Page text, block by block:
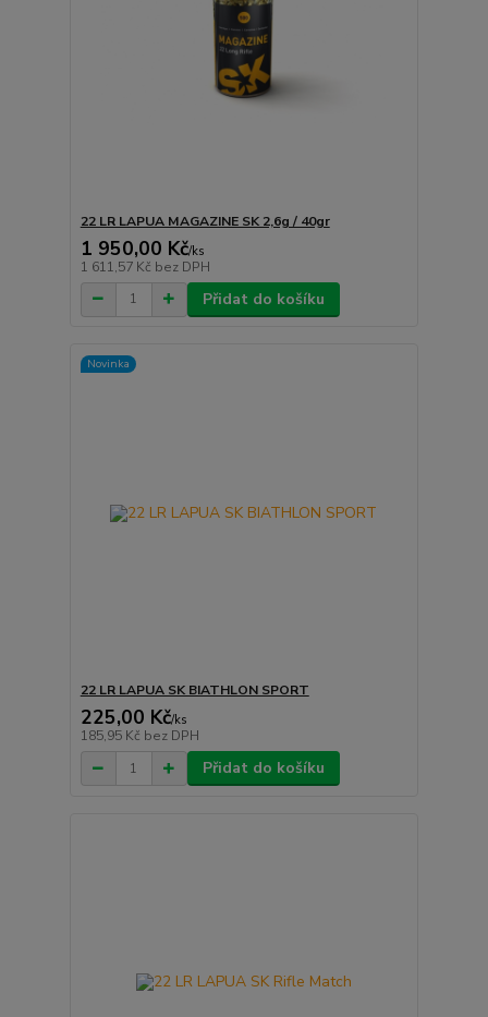
22 LR LAPUA MAGAZINE SK 2,6g / 40gr
1 950,00 Kč/ks
1 611,57 Kč bez DPH
Přidat do košíku
Novinka
22 LR LAPUA SK BIATHLON SPORT
225,00 Kč/ks
185,95 Kč bez DPH
Přidat do košíku